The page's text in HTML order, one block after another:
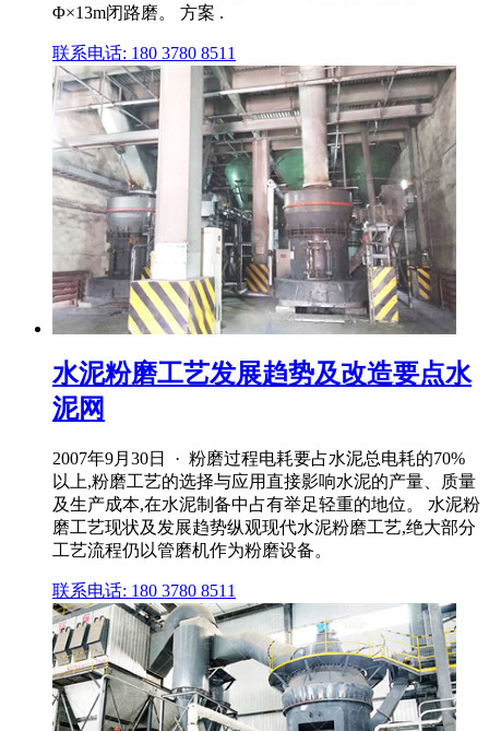
Φ×13m闭路磨。 方案 .
联系电话: 180 3780 8511
水泥粉磨工艺发展趋势及改造要点水
泥网
2007年9月30日 · 粉磨过程电耗要占水泥总电耗的70%
以上,粉磨工艺的选择与应用直接影响水泥的产量、质量
及生产成本,在水泥制备中占有举足轻重的地位。 水泥粉
磨工艺现状及发展趋势纵观现代水泥粉磨工艺,绝大部分
工艺流程仍以管磨机作为粉磨设备。
联系电话: 180 3780 8511